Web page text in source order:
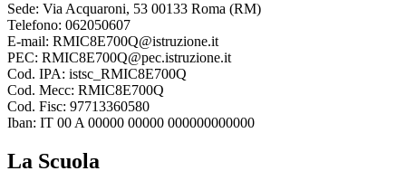
Sede: Via Acquaroni, 53 00133 Roma (RM)
Telefono: 062050607
E-mail: RMIC8E700Q@istruzione.it
PEC: RMIC8E700Q@pec.istruzione.it
Cod. IPA: istsc_RMIC8E700Q
Cod. Mecc: RMIC8E700Q
Cod. Fisc: 97713360580
Iban: IT 00 A 00000 00000 000000000000
La Scuola